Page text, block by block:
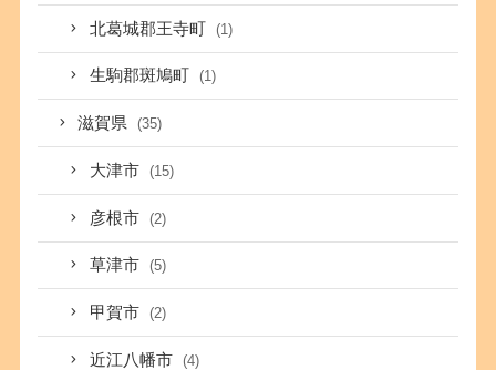
北葛城郡王寺町 (1)
生駒郡斑鳩町 (1)
滋賀県 (35)
大津市 (15)
彦根市 (2)
草津市 (5)
甲賀市 (2)
近江八幡市 (4)